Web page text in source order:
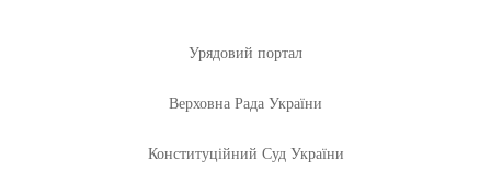
Урядовий портал
Верховна Рада України
Конституційний Суд України